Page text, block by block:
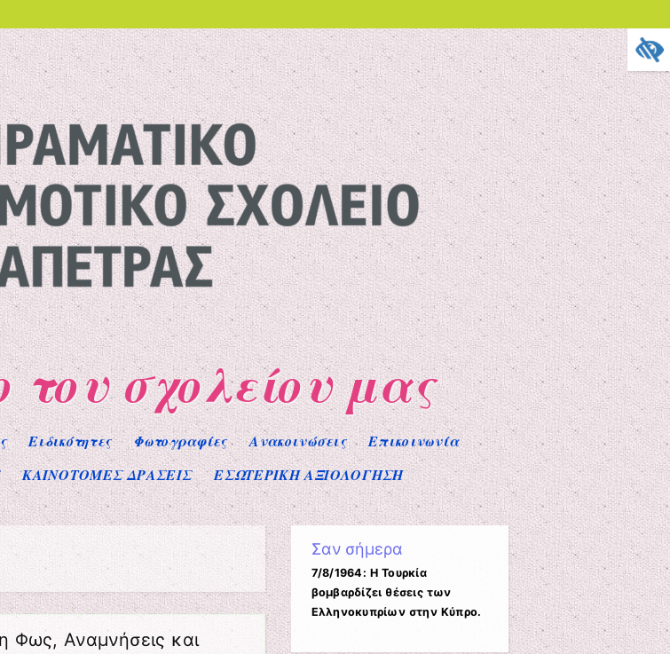
του σχολείου μας
Ειδικότητες Φωτογραφίες Ανακοινώσεις
Επικοινωνία
ΚΑΙΝΟΤΟΜΕΣ ΔΡΑΣΕΙΣ ΕΣΩΤΕΡΙΚΗ ΑΞΙΟΛΟΓΗΣΗ
Φως, Αναμνήσεις και
Σαν σήμερα
7/8/1964: Η Τουρκία
βομβαρδίζει θέσεις των
Ελληνοκυπρίων στην Κύπρο.